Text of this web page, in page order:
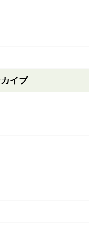
イブ